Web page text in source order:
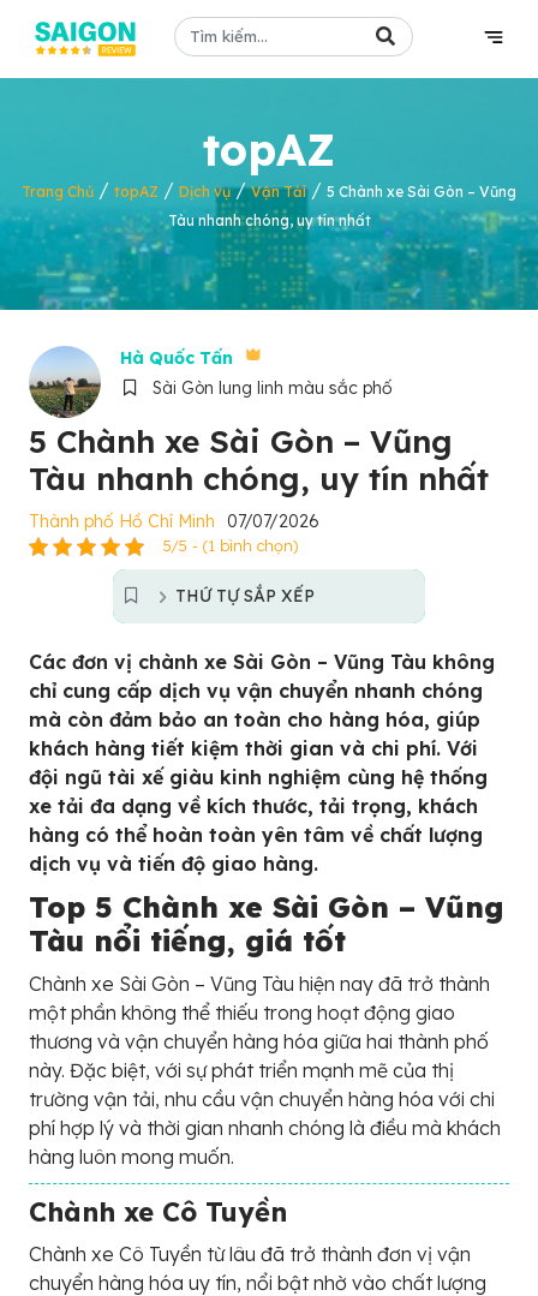
topAZ
Trang Chủ / topAZ / Dịch vụ/Vận Tải/ 5 Chành xe Sài Gòn – Vũng
Tàu nhanh chóng, uy tín nhất
Hà Quốc Tấn
Sài Gòn lung linh màu sắc phố
5 Chành xe Sài Gòn – Vũng
Tàu nhanh chóng, uy tín nhất
Thành phố Hồ Chí Minh 07/07/2026
5/5 - (1 bình chọn)
THỨ TỰ SẮP XẾP
Các đơn vị chành xe Sài Gòn – Vũng Tàu không
chỉ cung cấp dịch vụ vận chuyển nhanh chóng
mà còn đảm bảo an toàn cho hàng hóa, giúp
khách hàng tiết kiệm thời gian và chi phí. Với
đội ngũ tài xế giàu kinh nghiệm cùng hệ thống
xe tải đa dạng về kích thước, tải trọng, khách
hàng có thể hoàn toàn yên tâm về chất lượng
dịch vụ và tiến độ giao hàng.
Top 5 Chành xe Sài Gòn – Vũng
Tàu nổi tiếng, giá tốt
Chành xe Sài Gòn – Vũng Tàu hiện nay đã trở thành
một phần không thể thiếu trong hoạt động giao
thương và vận chuyển hàng hóa giữa hai thành phố
này. Đặc biệt, với sự phát triển mạnh mẽ của thị
trường vận tải, nhu cầu vận chuyển hàng hóa với chi
phí hợp lý và thời gian nhanh chóng là điều mà khách
hàng luôn mong muốn.
Chành xe Cô Tuyền
Chành xe Cô Tuyền từ lâu đã trở thành đơn vị vận
chuyển hàng hóa uy tín, nổi bật nhờ vào chất lượng